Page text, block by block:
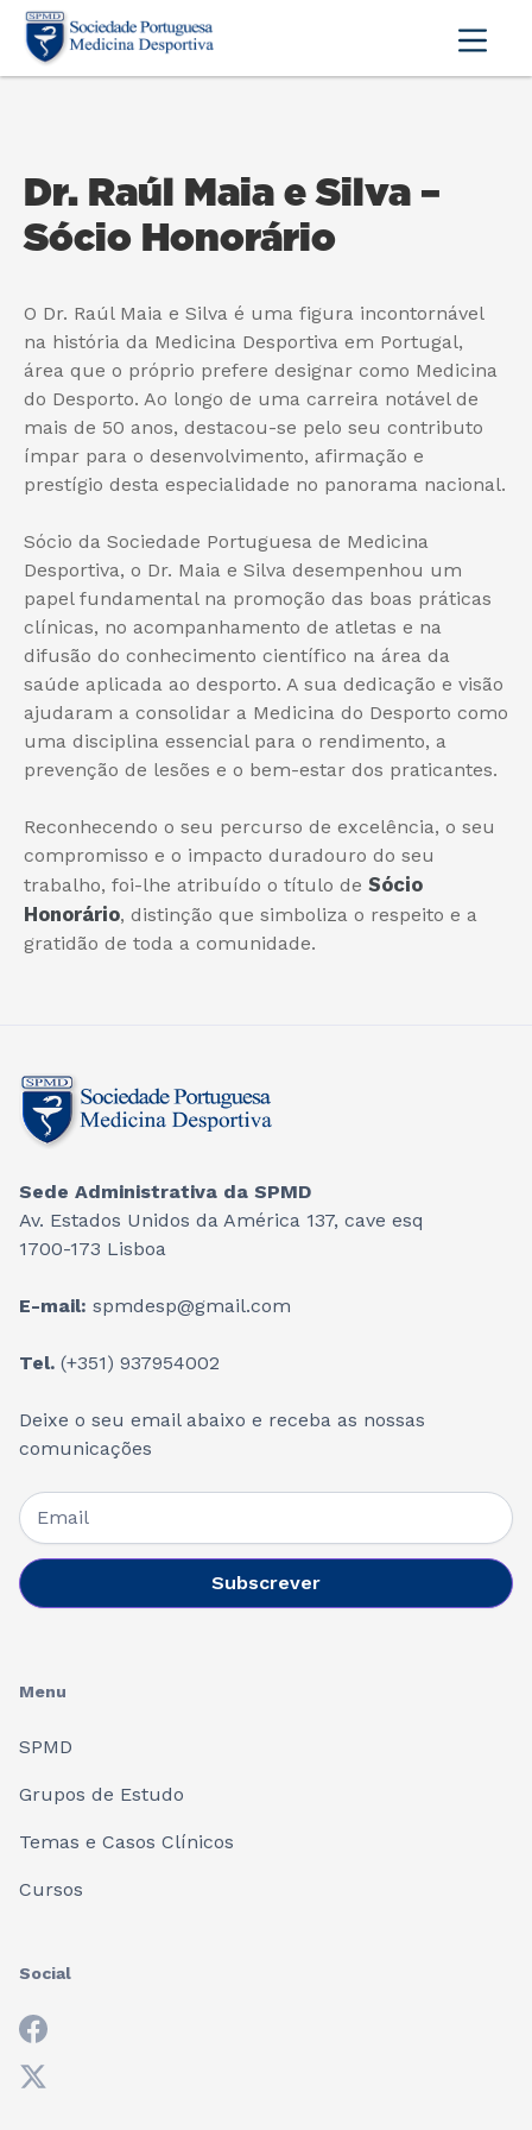
Dr. Raúl Maia e Silva –
Sócio Honorário
O Dr. Raúl Maia e Silva é uma figura incontornável
na história da Medicina Desportiva em Portugal,
área que o próprio prefere designar como Medicina
do Desporto. Ao longo de uma carreira notável de
mais de 50 anos, destacou-se pelo seu contributo
ímpar para o desenvolvimento, afirmação e
prestígio desta especialidade no panorama nacional.
Sócio da Sociedade Portuguesa de Medicina
Desportiva, o Dr. Maia e Silva desempenhou um
papel fundamental na promoção das boas práticas
clínicas, no acompanhamento de atletas e na
difusão do conhecimento científico na área da
saúde aplicada ao desporto. A sua dedicação e visão
ajudaram a consolidar a Medicina do Desporto como
uma disciplina essencial para o rendimento, a
prevenção de lesões e o bem-estar dos praticantes.
Reconhecendo o seu percurso de excelência, o seu
compromisso e o impacto duradouro do seu
trabalho, foi-lhe atribuído o título de Sócio
Honorário, distinção que simboliza o respeito e a
gratidão de toda a comunidade.
Sede Administrativa da SPMD
Av. Estados Unidos da América 137, cave esq
1700-173 Lisboa
E-mail: spmdesp@gmail.com
Tel. (+351) 937954002
Deixe o seu email abaixo e receba as nossas
comunicações
Menu
SPMD
Grupos de Estudo
Temas e Casos Clínicos
Cursos
Social